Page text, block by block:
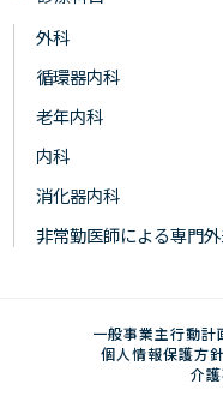
外科
循環器内科
老年内科
内科
消化器内科
非常勤医師による専門
一般事業主行動計
個人情報保護方針
介